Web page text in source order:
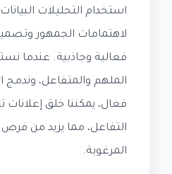
استخدام التحليلات
لاهتمامات الجمهور
فعالية وجاذبية. عندما
الملهم والمتفاعل، وندمج
فعال، يمكننا خلق
التفاعل، مما يزيد من فرص
المرغوبة.